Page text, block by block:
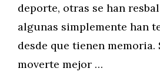
deporte, otras se han
algunas simplemente han
desde que tienen memoria.
moverte mejor …